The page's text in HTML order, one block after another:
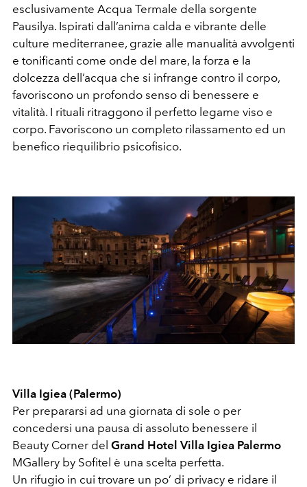
esclusivamente Acqua Termale della sorgente
Pausilya. Ispirati dall’anima calda e vibrante delle
culture mediterranee, grazie alle manualità avvolgenti
e tonificanti come onde del mare, la forza e la
dolcezza dell’acqua che si infrange contro il corpo,
favoriscono un profondo senso di benessere e
vitalità. I rituali ritraggono il perfetto legame viso e
corpo. Favoriscono un completo rilassamento ed un
benefico riequilibrio psicofisico.
Villa Igiea (Palermo)
Per prepararsi ad una giornata di sole o per
concedersi una pausa di assoluto benessere il
Beauty Corner del Grand Hotel Villa Igiea Palermo
MGallery by Sofitel è una scelta perfetta.
Un rifugio in cui trovare un po’ di privacy e ridare il